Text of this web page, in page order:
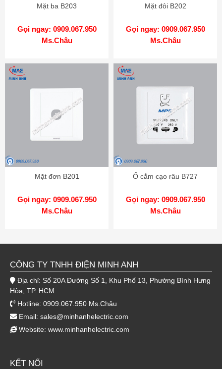
Mặt ba B203
Gọi ngay: 0909.067.950
Ms.Châu
Mặt đôi B202
Gọi ngay: 0909.067.950
Ms.Châu
Mặt đơn B201
Gọi ngay: 0909.067.950
Ms.Châu
Ổ cắm cạo râu B727
Gọi ngay: 0909.067.950
Ms.Châu
CÔNG TY TNHH ĐIỆN MINH ANH
Địa chỉ: Số 20A Đường Số 1, Khu Phố 13, Phường Bình Hưng
Hòa, TP. HCM
Hotline: 0909.067.950 Ms.Châu
Email: sales@minhanhelectric.com
Website: www.minhanhelectric.com
KẾT NỐI